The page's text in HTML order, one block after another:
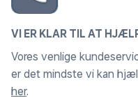
VI ER KLAR TIL AT
Vores venlige
er det mindste vi kan
her.